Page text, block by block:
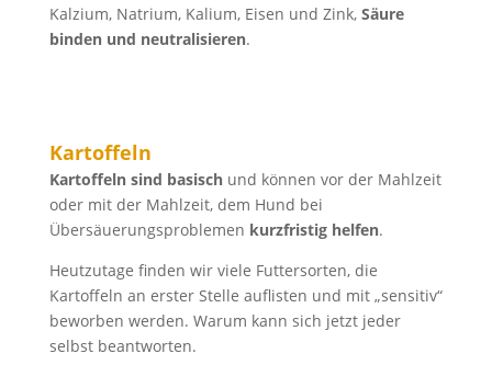
Kalzium, Natrium, Kalium, Eisen und Zink, Säure
binden und neutralisieren.
Kartoffeln
Kartoffeln sind basischund können vor der Mahlzeit
oder mit der Mahlzeit, dem Hund bei
Übersäuerungsproblemen kurzfristig helfen.
Heutzutage finden wir viele Futtersorten, die
Kartoffeln an erster Stelle auflisten und mit „sensitiv“
beworben werden. Warum kann sich jetzt jeder
selbst beantworten.